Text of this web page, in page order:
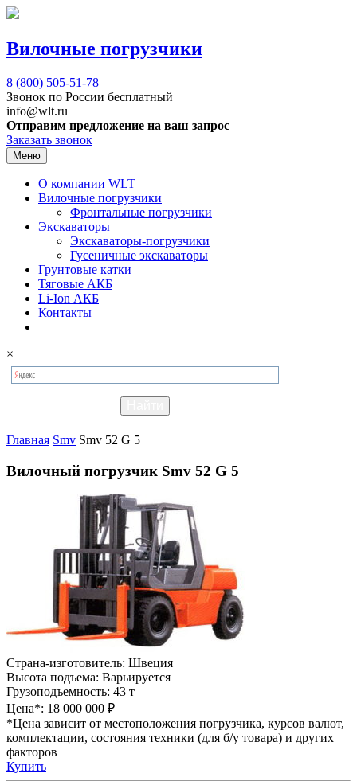
Вилочные погрузчики
8 (800) 505-51-78
Звонок по России бесплатный
info@wlt.ru
Отправим предложение на ваш запрос
Заказать звонок
Меню
О компании WLT
Вилочные погрузчики
Фронтальные погрузчики
Экскаваторы
Экскаваторы-погрузчики
Гусеничные экскаваторы
Грунтовые катки
Тяговые АКБ
Li-Ion АКБ
Контакты
×
Главная Smv Smv 52 G 5
Вилочный погрузчик Smv 52 G 5
Страна-изготовитель: Швеция
Высота подъема: Варьируется
Грузоподъемность: 43 т
Цена*: 18 000 000 ₽
*Цена зависит от местоположения погрузчика, курсов валют,
комплектации, состояния техники (для б/у товара) и других
факторов
Купить